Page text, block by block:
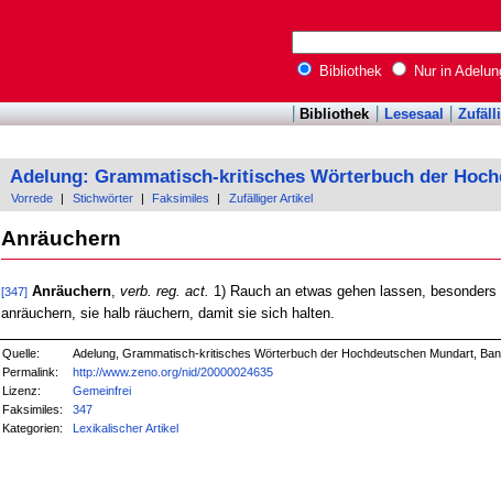
Bibliothek Nur in
Bibliothek Lesesaal
Adelung: Grammatisch-kritisches Wörterbuch der
Vorrede Stichwörter Faksimiles Zufälliger Artikel
Anräuchern
[347] Anräuchern, verb. reg. act. 1) Rauch an etwas gehen lassen,
anräuchern, sie halb räuchern, damit sie sich halten.
Quelle:
Adelung, Grammatisch-kritisches Wörterbuch der Hochdeutschen Mundart,
Permalink:
http://www.zeno.org/nid/20000024635
Lizenz:
Gemeinfrei
Faksimiles:
347
Kategorien:
Lexikalischer Artikel